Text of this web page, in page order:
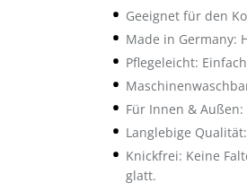
Geeignet für den
Made in Germany:
Pflegeleicht:
Für Innen &
Langlebige
Knickfrei: Keine
glatt.